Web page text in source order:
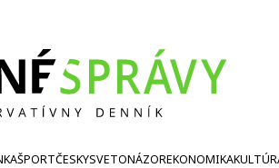
ŠPORTČESKYSVETONÁZOREKONOMIKA